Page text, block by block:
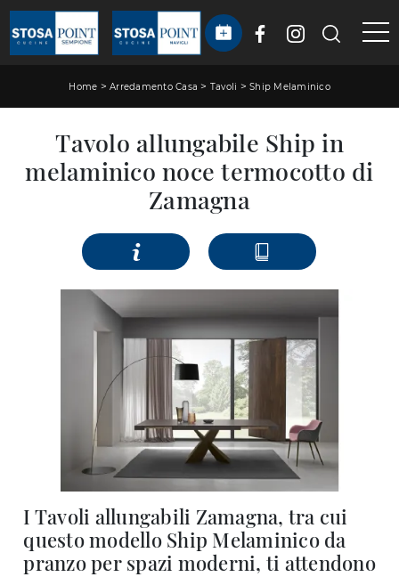
Home > Arredamento Casa > Tavoli > Ship Melaminico
Tavolo allungabile Ship in
melaminico noce termocotto di
Zamagna
I Tavoli allungabili Zamagna, tra cui
questo modello Ship Melaminico da
pranzo per spazi moderni, ti attendono